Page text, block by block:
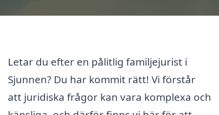
Letar du efter en pålitlig familjejurist i
Sjunnen? Du har kommit rätt! Vi förstår
att juridiska frågor kan vara komplexa och